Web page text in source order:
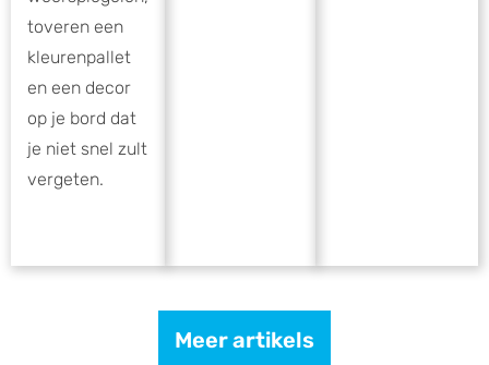
toveren een
kleurenpallet
en een decor
op je bord dat
je niet snel zult
vergeten.
Meer artikels